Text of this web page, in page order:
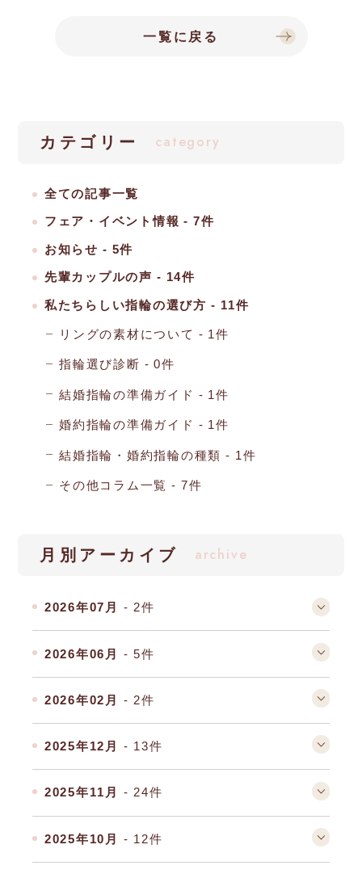
一覧に戻る
カテゴリー category
全ての記事一覧
フェア・イベント情報 7件
お知らせ 5件
先輩カップルの声 14件
私たちらしい指輪の選び方 11件
リングの素材について 1件
指輪選び診断 0件
結婚指輪の準備ガイド 1件
婚約指輪の準備ガイド 1件
結婚指輪・婚約指輪の種類 1件
その他コラム一覧 7件
月別アーカイブ archive
2026年07月 - 2件
2026年06月 - 5件
2026年02月 - 2件
2025年12月 - 13件
2025年11月 - 24件
2025年10月 - 12件